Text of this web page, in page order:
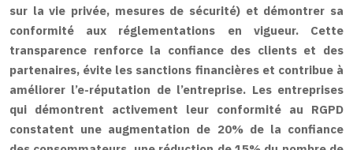
sur la vie privée, mesures de sécurité) et démontrer sa
conformité aux réglementations en vigueur. Cette
transparence renforce la confiance des clients et des
partenaires, évite les sanctions financières et contribue à
améliorer l’e-réputation de l’entreprise. Les entreprises
qui démontrent activement leur conformité au RGPD
constatent une augmentation de 20% de la confiance